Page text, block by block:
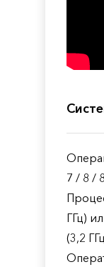
7 / 8 /
ГГц)
(3,2